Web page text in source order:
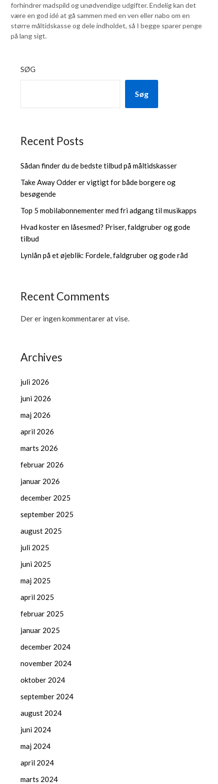
forhindrer madspild og unødvendige udgifter. Endelig kan det
være en god idé at gå sammen med en ven eller nabo om en
større måltidskasse og dele indholdet, så I begge sparer penge
på lang sigt.
SØG
Søg
Recent Posts
Sådan finder du de bedste tilbud på måltidskasser
Take Away Odder er vigtigt for både borgere og
besøgende
Top 5 mobilabonnementer med fri adgang til musikapps
Hvad koster en låsesmed? Priser, faldgruber og gode
tilbud
Lynlån på et øjeblik: Fordele, faldgruber og gode råd
Recent Comments
Der er ingen kommentarer at vise.
Archives
juli 2026
juni 2026
maj 2026
april 2026
marts 2026
februar 2026
januar 2026
december 2025
september 2025
august 2025
juli 2025
juni 2025
maj 2025
april 2025
februar 2025
januar 2025
december 2024
november 2024
oktober 2024
september 2024
august 2024
juni 2024
maj 2024
april 2024
marts 2024